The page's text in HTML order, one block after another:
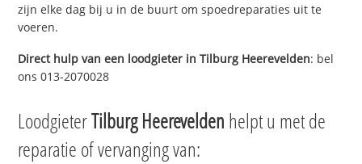
zijn elke dag bij u in de buurt om spoedreparaties uit te
voeren.
Direct hulp van een loodgieter inTilburg Heerevelden: bel
ons 013-2070028
LoodgieterTilburg Heerevelden helpt u met de
reparatie of vervanging van: